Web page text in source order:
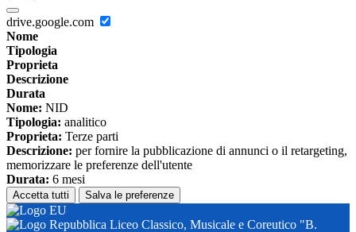
drive.google.com
Nome
Tipologia
Proprieta
Descrizione
Durata
Nome: NID
Tipologia: analitico
Proprieta: Terze parti
Descrizione: per fornire la pubblicazione di annunci o il retargeting,
memorizzare le preferenze dell'utente
Durata: 6 mesi
Accetta tutti Salva le preferenze
Liceo Classico, Musicale e Coreutico "B.